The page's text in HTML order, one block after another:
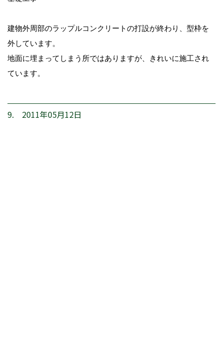
建物外周部のラップルコンクリートの打設が終わり、型枠を
外しています。
地面に埋まってしまう所ではありますが、きれいに施工され
ています。
9. 2011年05月12日